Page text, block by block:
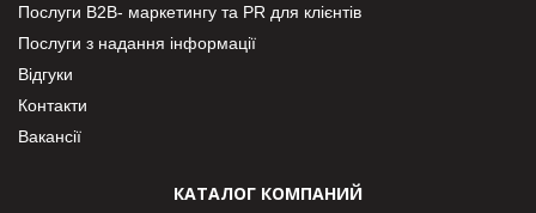
Послуги В2В- маркетингу та PR для клієнтів
Послуги з надання інформації
Відгуки
Контакти
Вакансії
КАТАЛОГ КОМПАНИЙ